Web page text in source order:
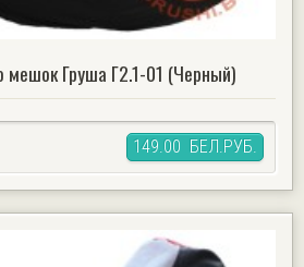
мешок Груша Г2.1-01 (Черный)
149.00 БЕЛ.РУБ.